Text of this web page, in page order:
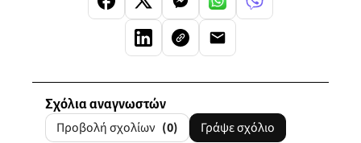
Σχόλια αναγνωστών
Προβολή σχολίων (0) Γράψε σχόλιο